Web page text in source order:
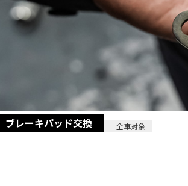
ブレーキパッド交換
2026/01/19 全メーカー対象 全車対象